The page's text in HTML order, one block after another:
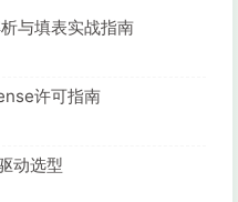
与填表实战指南
许可指南
动选型